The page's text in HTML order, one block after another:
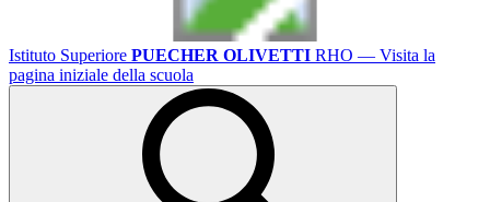
Istituto Superiore PUECHER OLIVETTI RHO — Visita la
pagina iniziale della scuola